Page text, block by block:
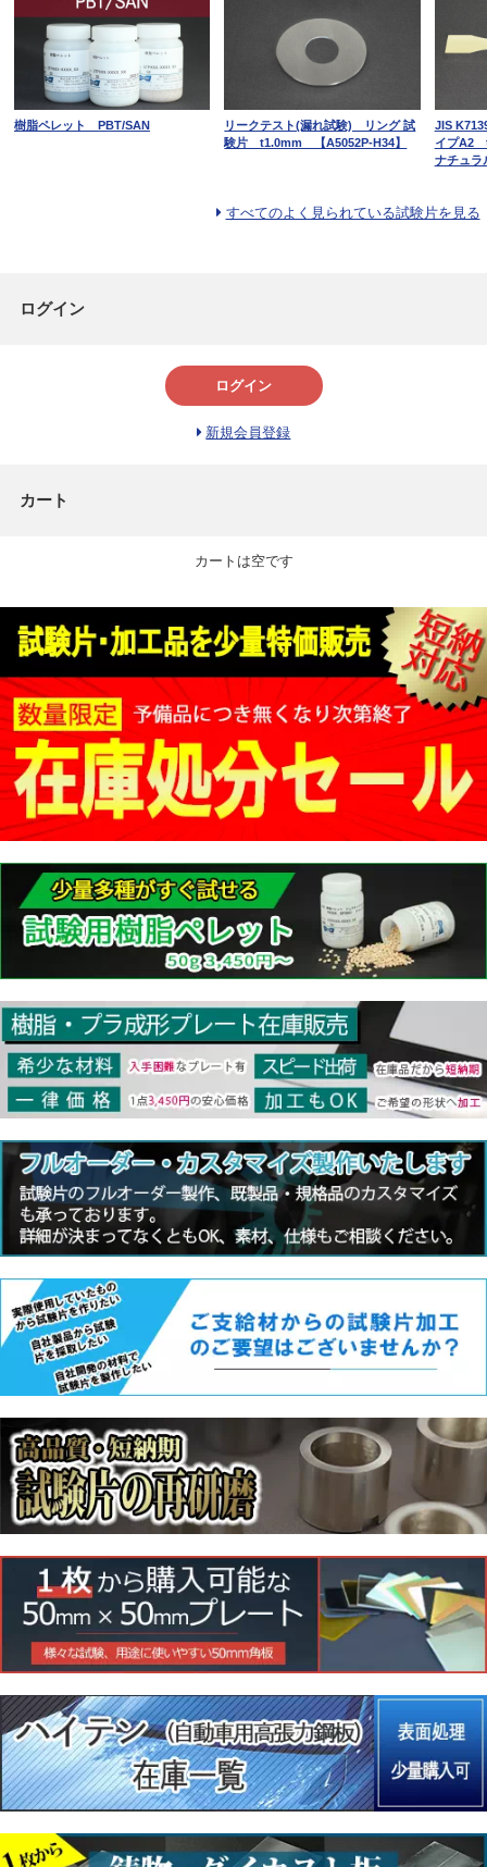
樹脂ペレット PBT/SAN
リークテスト(漏れ試験) リング 試
験片 t1.0mm 【A5052P-H34】
JIS
イプA2
ナチュラ
すべてのよく見られている試験片を見る
ログイン
ログイン
新規会員登録
カート
カートは空です